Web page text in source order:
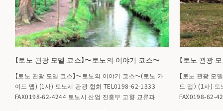
【토노 관광 모델 코스】～토노의 이야기 코스～
【토노 관광 모델 코스】～토노의 이야기 코스～(토노 가
이드 맵) (1사) 토노시 관광 협회 TEL0198-62-1333
FAX0198-62-4244 토노시 산업 진흥부 고향 교류과
【토노 관광
【토노 관광 모
드 맵） (1사) 토노시 관광 협회 TEL0198-62-1333
FAX0198-62-